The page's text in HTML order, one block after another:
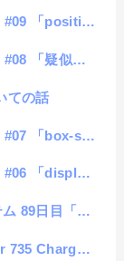
「position」
と疑似クラス」
ての話
box-sizing」
「display」
ン方法の変更」
のレビュー